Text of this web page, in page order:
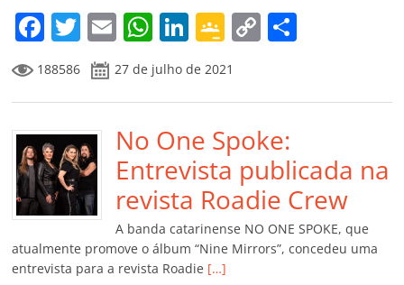
m
F
a
c
e
b
o
o
k
T
w
itt
er
E
m
ai
l
W
h
at
s
A
p
p
Li
n
k
e
dI
n
G
o
o
gl
e
Cl
a
ss
ro
C
y
Li
n
k
p
til
h
ar
188586 27 de julho de 2021
No One Spoke:
Entrevista publicada na
revista Roadie Crew
A banda catarinense NO ONE SPOKE, que
atualmente promove o álbum “Nine Mirrors”, concedeu uma
entrevista para a revista Roadie […]